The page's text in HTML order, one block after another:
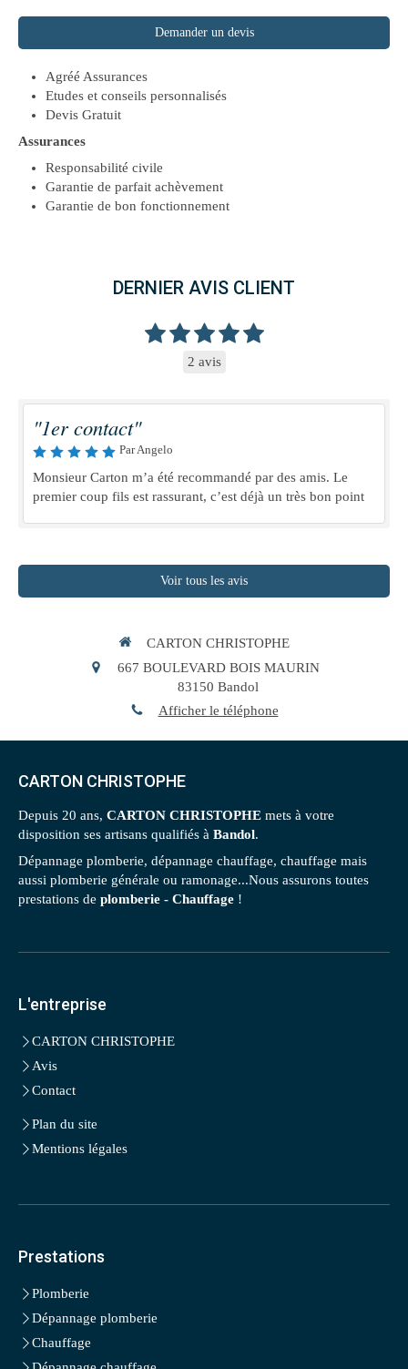
Demander un devis
Agréé Assurances
Etudes et conseils personnalisés
Devis Gratuit
Assurances
Responsabilité civile
Garantie de parfait achèvement
Garantie de bon fonctionnement
DERNIER AVIS CLIENT
2 avis
"1er contact"
Par Angelo
Monsieur Carton m’a été recommandé par des amis. Le
premier coup fils est rassurant, c’est déjà un très bon point
Voir tous les avis
CARTON CHRISTOPHE
667 BOULEVARD BOIS MAURIN
83150 Bandol
Afficher le téléphone
CARTON CHRISTOPHE
Depuis 20 ans, CARTON CHRISTOPHE mets à votre
disposition ses artisans qualifiés à Bandol.
Dépannage plomberie, dépannage chauffage, chauffage mais
aussi plomberie générale ou ramonage...Nous assurons toutes
prestations de plomberie - Chauffage !
L'entreprise
CARTON CHRISTOPHE
Avis
Contact
Plan du site
Mentions légales
Prestations
Plomberie
Dépannage plomberie
Chauffage